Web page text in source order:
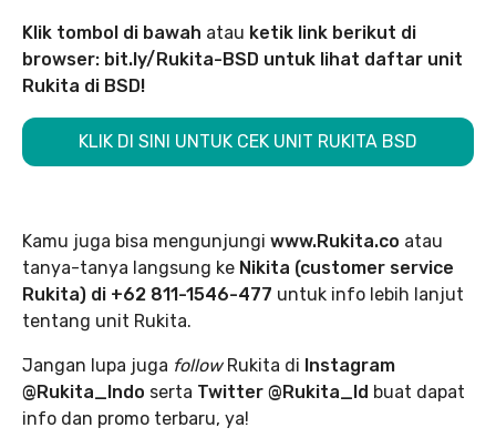
Klik tombol di bawah atau ketik link berikut di
browser: bit.ly/Rukita-BSD untuk lihat daftar unit
Rukita di BSD!
KLIK DI SINI UNTUK CEK UNIT RUKITA BSD
Kamu juga bisa mengunjungi www.Rukita.co atau
tanya-tanya langsung ke Nikita (customer service
Rukita) di +62 811-1546-477 untuk info lebih lanjut
tentang unit Rukita.
Jangan lupa juga followRukita di Instagram
@Rukita_Indo serta Twitter @Rukita_Id buat dapat
info dan promo terbaru, ya!